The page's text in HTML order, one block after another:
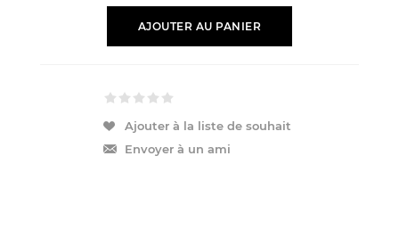
AJOUTER AU PANIER
Ajouter à la liste de souhait
Envoyer à un ami